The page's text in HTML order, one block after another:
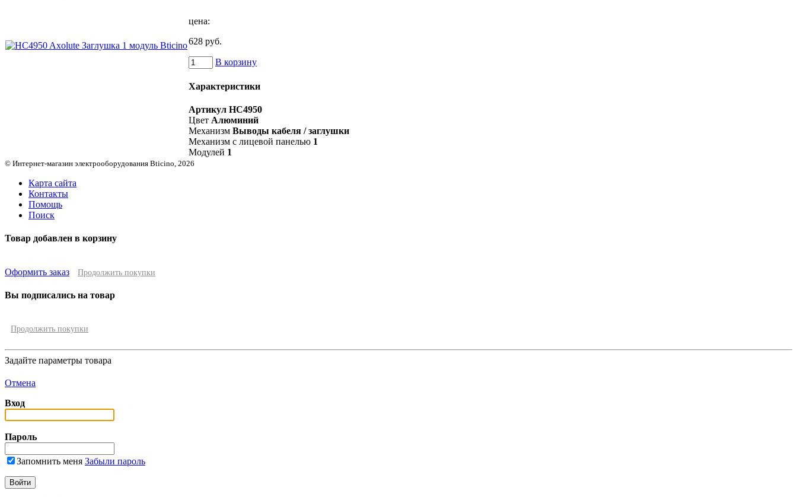
цена:
628 руб.
В корзину
Характеристики
Артикул HC4950
Цвет Алюминий
Механизм Выводы кабеля / заглушки
Механизм с лицевой панелью 1
Модулей 1
© Интернет-магазин электрооборудования Bticino, 2026
Карта сайта
Контакты
Помощь
Поиск
Товар добавлен в корзину
Оформить заказ Продолжить покупки
Вы подписались на товар
Продолжить покупки
Задайте параметры товара
Отмена
Вход
Пароль
Запомнить меня Забыли пароль